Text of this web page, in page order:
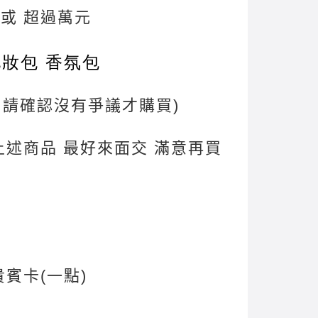
超過萬元
包 香氛包
確認沒有爭議才購買)
商品 最好來面交 滿意再買
賓卡(一點)